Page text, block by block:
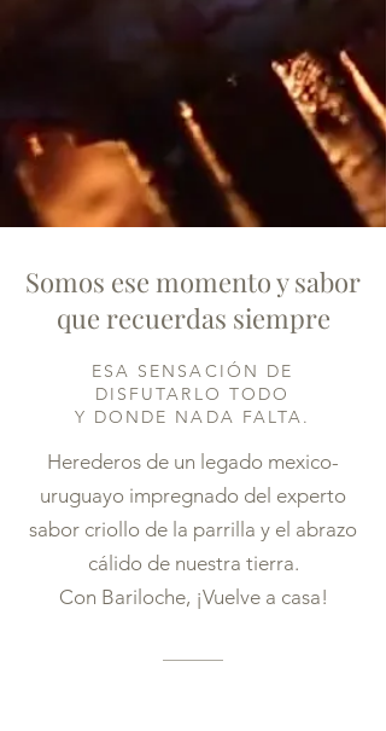
Somos ese momento y sabor
que recuerdas siempre
ESA SENSACIÓN DE
DISFUTARLO TODO
Y DONDE NADA FALTA.
Herederos de un legado mexico-
uruguayo impregnado del experto
sabor criollo de la parrilla y el abrazo
cálido de nuestra tierra.
Con Bariloche, ¡Vuelve a casa!